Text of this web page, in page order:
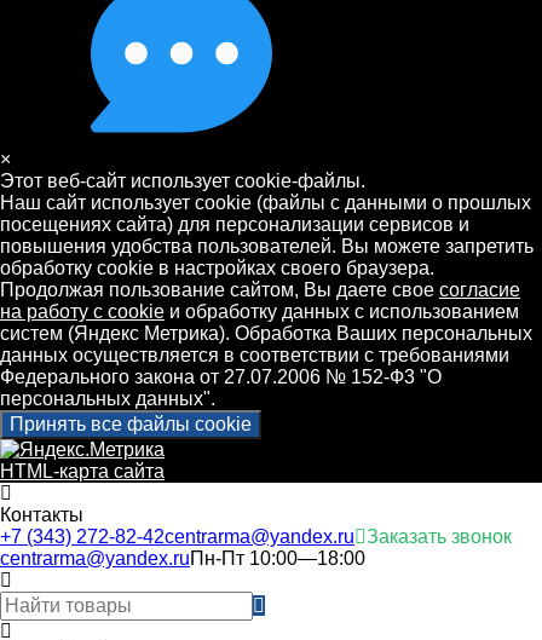
×
Этот веб-сайт использует cookie-файлы.
Наш сайт использует cookie (файлы с данными о прошлых
посещениях сайта) для персонализации сервисов и
повышения удобства пользователей. Вы можете запретить
обработку cookie в настройках своего браузера.
Продолжая пользование сайтом, Вы даете свое согласие
на работу с cookie и обработку данных с использованием
систем (Яндекс Метрика). Обработка Ваших персональных
данных осуществляется в соответствии с требованиями
Федерального закона от 27.07.2006 № 152-Ф3 "О
персональных данных".
Принять все файлы cookie
HTML-карта сайта
Контакты
+7 (343) 272-82-42centrarma@yandex.ru
Заказать звонок
centrarma@yandex.ruПн-Пт 10:00—18:00